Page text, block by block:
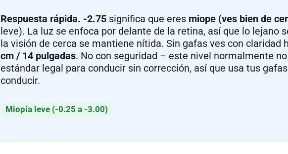
Respuesta rápida. -2.75 significa que eres miope (ves bien de
leve). La luz se enfoca por delante de la retina, así que lo lejano
la visión de cerca se mantiene nítida. Sin gafas ves con claridad
cm / 14 pulgadas. No con seguridad – este nivel normalmente
estándar legal para conducir sin corrección, así que usa tus
conducir.
Miopía leve (-0.25 a -3.00)